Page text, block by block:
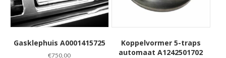
Gasklephuis A0001415725
€750,00
Koppelvormer 5-traps
automaat A1242501702